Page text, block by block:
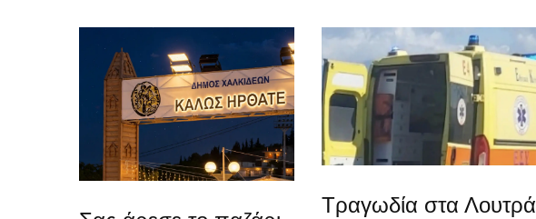
Τραγωδία στα Λουτρά